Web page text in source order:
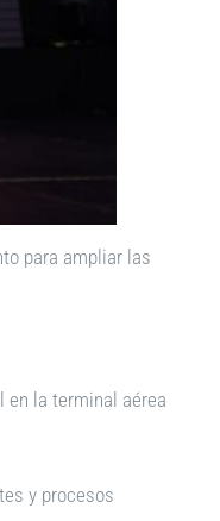
para ampliar las
en la terminal aérea
y procesos